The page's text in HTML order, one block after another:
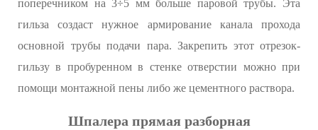
поперечником на 3÷5 мм больше паровой трубы. Эта
гильза создаст нужное армирование канала прохода
основной трубы подачи пара. Закрепить этот отрезок-
гильзу в пробуренном в стенке отверстии можно при
помощи монтажной пены либо же цементного раствора.
Шпалера прямая разборная